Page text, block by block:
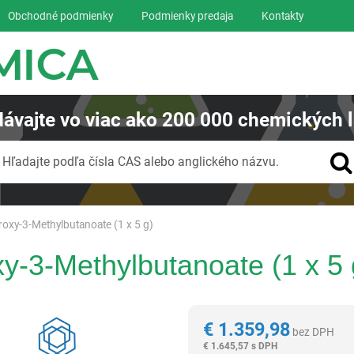
3-Methylbutanoate (1 x 5 g)
3-Methylbutanoate (1 x 5
€1.359,98 bez DPH
€ 1.645,57 s DPH
Obchodné podmienky Podmienky predaja Kontakty
vo viac ako200 000 chemických
Hľadajte podľa čísla CAS alebo anglického názvu.